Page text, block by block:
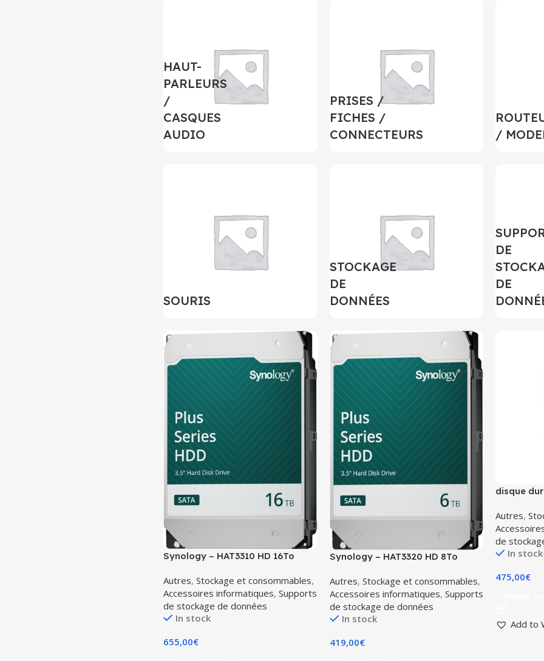
HAUT-
PARLEURS
/
CASQUES
AUDIO
PRISES /
FICHES /
CONNECTEURS
/
SOURIS
STOCKAGE
DE
DONNÉES
DE
DE
Synology – HAT3310 HD 16To
NAS conçu pour les unités
Synology j, Value et Plus
Autres, Stockage et consommables,
Accessoires informatiques, Supports
de stockage de données
In stock
655,00€
Synology – HAT3320 HD 8To
NAS conçu pour les unités
Synology j, Value et Plus
Autres, Stockage et consommables,
Accessoires informatiques, Supports
de stockage de données
In stock
419,00€
disque
Autres,
de
In stock
475,00€
Add to